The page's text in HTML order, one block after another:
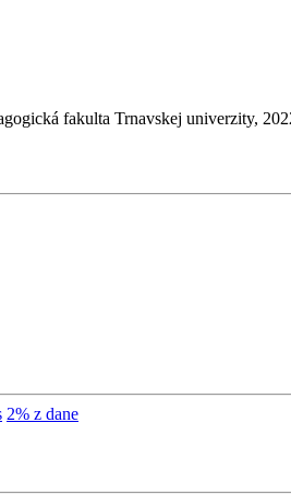
fakulta Trnavskej univerzity,
2% z dane